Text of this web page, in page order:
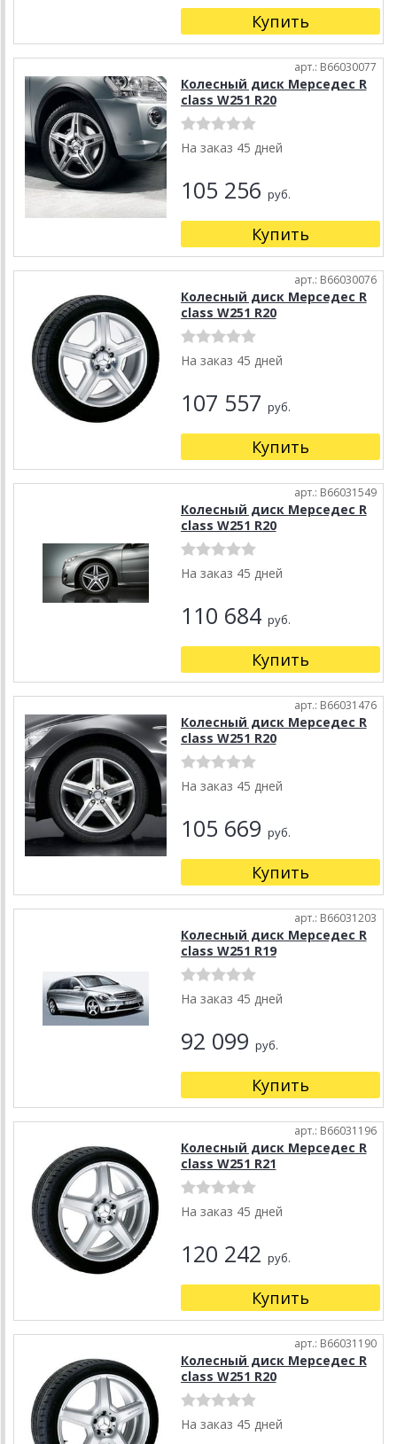
Купить
арт.: B66030077
Колесный диск Мерседес R
class W251 R20
На заказ 45 дней
105 256 руб.
Купить
арт.: B66030076
Колесный диск Мерседес R
class W251 R20
На заказ 45 дней
107 557 руб.
Купить
арт.: B66031549
Колесный диск Мерседес R
class W251 R20
На заказ 45 дней
110 684 руб.
Купить
арт.: B66031476
Колесный диск Мерседес R
class W251 R20
На заказ 45 дней
105 669 руб.
Купить
арт.: B66031203
Колесный диск Мерседес R
class W251 R19
На заказ 45 дней
92 099 руб.
Купить
арт.: B66031196
Колесный диск Мерседес R
class W251 R21
На заказ 45 дней
120 242 руб.
Купить
арт.: B66031190
Колесный диск Мерседес R
class W251 R20
На заказ 45 дней